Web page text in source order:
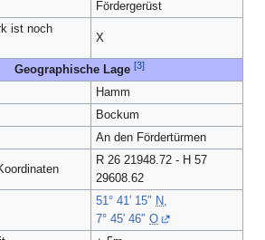
Fördergerüst
ist noch
X
Geographische Lage [3]
Hamm
Bockum
An den Fördertürmen
R 26 21948.72 - H 57
29608.62
51° 41′ 15″ N,
7° 45′ 46″O